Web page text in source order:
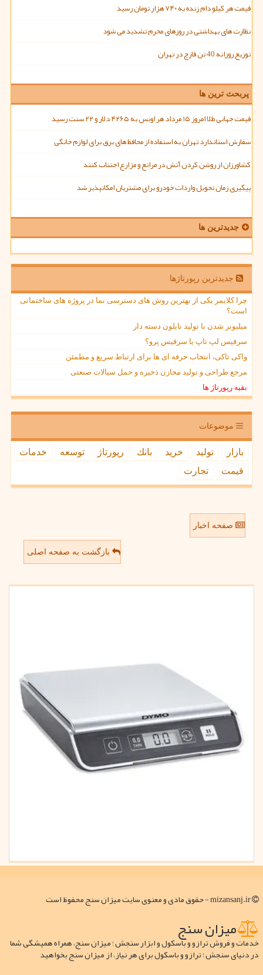
قیمت هر کیلو دام زنده به ۷۴۰ هزار تومان رسید
نظارت های بهداشتی در روزهای محرم تشدید می شود
توزیع روزانه 40 تن قارچ در تهران
پربحث ترین ها
قیمت جهانی طلا امروز ۱۵ مرداد هر اونس به ۴۲۶۵ دلار و ۲۲ سنت رسید
سفارش استاندارد تهران به استفاده از محافظ های برق برای لوازم خانگی
کشاورزان از روشن کردن آتش در مراتع و مزارع اجتناب کنند
پیگیری زمان تحویل واردات خودرو برای مشتریان امکانپذیر شد
جدیدترین ها
جدیدترین رپورتاژها
چرا کلایمر یکی از بهترین روش های دسترسی نما در پروژه های ساختمانی
است؟
میلیونر شدن با تولید نایلون دسته دار
سرفیس لپ تاپ یا سرفیس پرو؟
واکی تاکی، انتخاب حرفه ای ها برای ارتباط سریع و مطمئن
مرجع طراحی و تولید مخازن ذخیره و حمل سیالات صنعتی
بقیه رپورتاژ ها
موضوعات
بازار تولید خرید بانك رپورتاژ توسعه
خدمات
قیمت
تجارت
صفحه اخبار
بازگشت به صفحه اصلی
میزان سنج
خدمات و فروش ترازو و باسکول و ابزار سنجش ؛ میزان سنج، همراه همیشگی شما
در دنیای سنجش ؛ ترازو و باسکول برای هر نیاز، از میزان سنج بخواهید